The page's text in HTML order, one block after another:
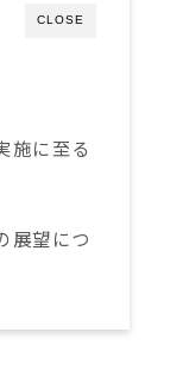
CLOSE
施に至る
展望につ